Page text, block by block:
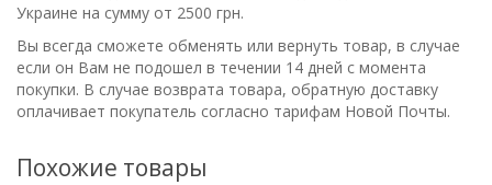
Украине на сумму от 2500 грн.
Вы всегда сможете обменять или вернуть товар, в случае
если он Вам не подошел в течении 14 дней с момента
покупки. В случае возврата товара, обратную доставку
оплачивает покупатель согласно тарифам Новой Почты.
Похожие товары